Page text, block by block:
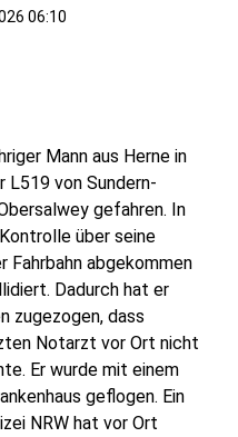
06:10
Mann aus Herne in
L519 von Sundern-
gefahren. In
über seine
Fahrbahn abgekommen
Dadurch hat er
zugezogen, dass
Notarzt vor Ort nicht
Er wurde mit einem
geflogen. Ein
NRW hat vor Ort